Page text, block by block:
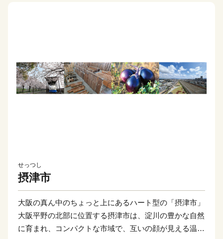
せっつし
摂津市
大阪の真ん中のちょっと上にあるハート型の「摂津市」
大阪平野の北部に位置する摂津市は、淀川の豊かな自然
に育まれ、コンパクトな市域で、互いの顔が見える温か